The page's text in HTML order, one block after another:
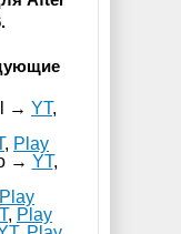
→ YT,
, Play
→ YT,
Play
, Play